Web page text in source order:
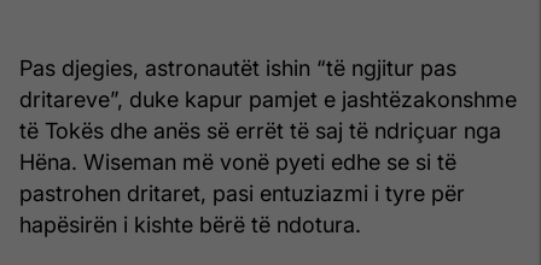
Pas djegies, astronautët ishin “të ngjitur pas
dritareve”, duke kapur pamjet e jashtëzakonshme
të Tokës dhe anës së errët të saj të ndriçuar nga
Hëna. Wiseman më vonë pyeti edhe se si të
pastrohen dritaret, pasi entuziazmi i tyre për
hapësirën i kishte bërë të ndotura.